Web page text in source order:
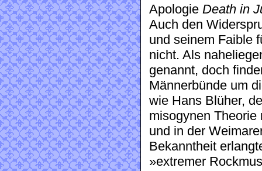
Apologie Death in
Auch den
und seinem Faible
nicht. Als
genannt, doch
Männerbünde um
wie Hans Blüher,
misogynen Theorie
und in der
Bekanntheit
»extremer